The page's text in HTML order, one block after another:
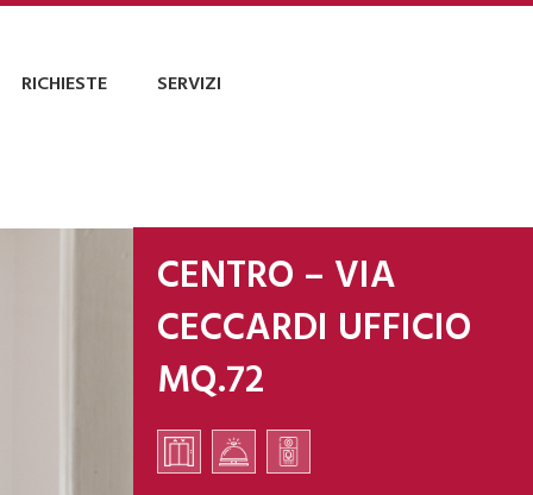
RICHIESTE SERVIZI
CENTRO – VIA
CECCARDI UFFICIO
MQ.72